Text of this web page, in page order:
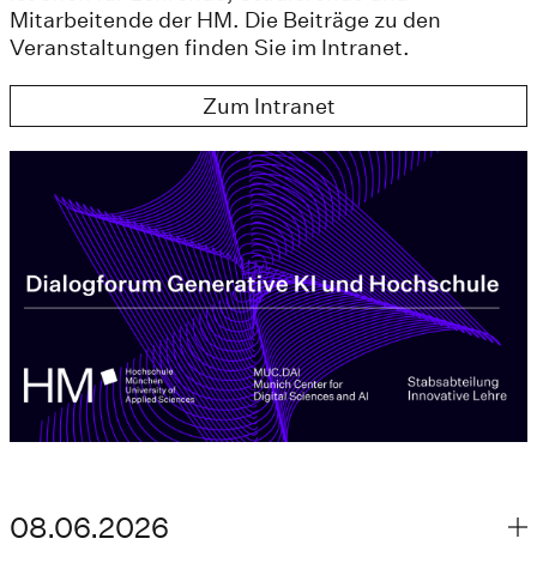
Mitarbeitende der HM. Die Beiträge zu den
Veranstaltungen finden Sie im Intranet.
Zum Intranet
08.06.2026